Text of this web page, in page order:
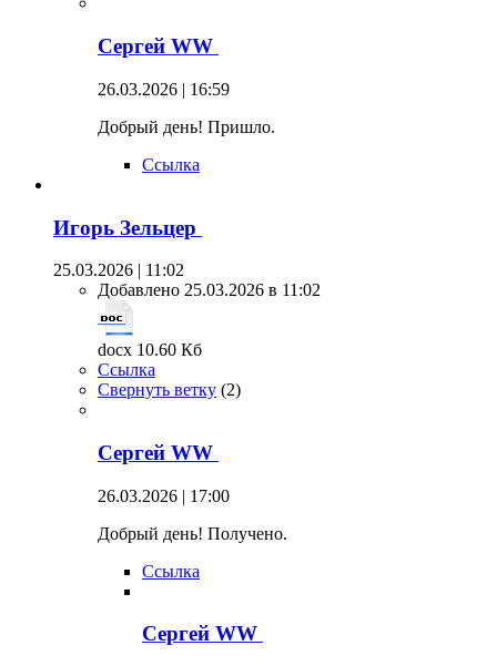
Сергей WW
26.03.2026 | 16:59
Добрый день! Пришло.
Ссылка
Игорь Зельцер
25.03.2026 | 11:02
Добавлено 25.03.2026 в 11:02
docx 10.60 Кб
Ссылка
Свернуть ветку (2)
Сергей WW
26.03.2026 | 17:00
Добрый день! Получено.
Ссылка
Сергей WW